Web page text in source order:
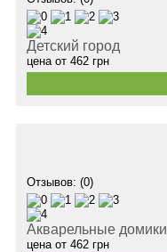
Детский город
цена от 462 грн
Отзывов: (0)
Акварельные домики
цена от 462 грн